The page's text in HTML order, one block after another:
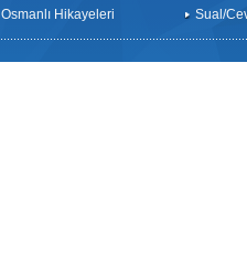
Osmanlı Hikayeleri
Sual/